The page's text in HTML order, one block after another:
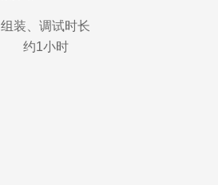
组装、调试时长
约1小时